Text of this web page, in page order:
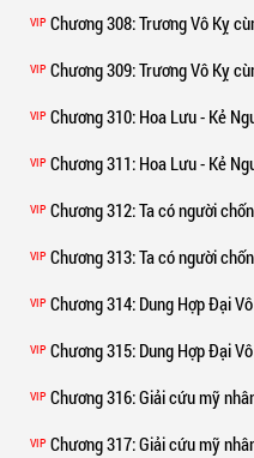
VIP Chương 308: Trương Vô Kỵ
VIP Chương 309: Trương Vô Kỵ
VIP Chương 310: Hoa Lưu - Kẻ
VIP Chương 311: Hoa Lưu - Kẻ
VIP Chương 312: Ta có người
VIP Chương 313: Ta có người
VIP Chương 314: Dung Hợp Đại
VIP Chương 315: Dung Hợp Đại
VIP Chương 316: Giải cứu mỹ
VIP Chương 317: Giải cứu mỹ